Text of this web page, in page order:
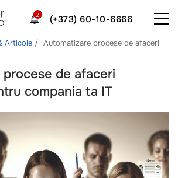
(+373) 60-10-6666
2
Articole Automatizare procese de afaceri
de afaceri
compania ta IT